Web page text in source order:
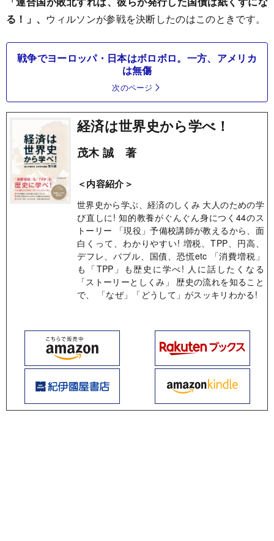
る！」、 ウィルソンが参戦を決断したのはこのときです。
戦争でヨーロッパ・日本はボロボロ。一方、アメリカ
は無傷
次のページ
経済は世界史から学べ！
茂木 誠 著
＜内容紹介＞
世界史から学ぶ、経済のしくみ 大人のための学
び直しに! 知的教養がぐんぐん身につく44のス
トーリー 「現役」予備校講師が教えるから、面
白くって、わかりやすい! 増税、TPP、円高、
デフレ、バブル、国債、恐慌etc 「消費増税」
も「TPP」も歴史に学べ! 人に話したくなる
「ストーリーとしくみ」 歴史の流れを知ること
で、 「なぜ」「どうして」がスッキリわかる!